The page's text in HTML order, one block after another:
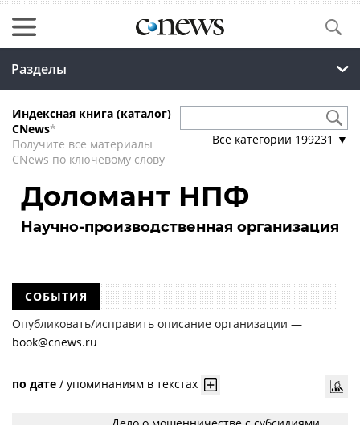
Разделы
Индексная книга (каталог)
CNews*
Получите все материалы
CNews по ключевому слову
Все категории 199231 ▼
Доломант НПФ
Научно-производственная организация
СОБЫТИЯ
Опубликовать/исправить описание организации —
book@cnews.ru
по дате / упоминаниям в текстах